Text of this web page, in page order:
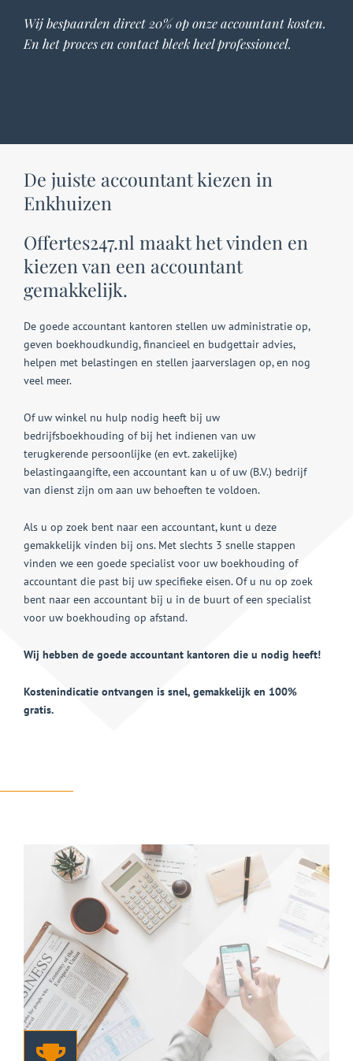
Wij bespaarden direct 20% op onzeaccountantkosten.
En het proces en contact bleek heel professioneel.
De juiste accountant kiezen in
Enkhuizen
Offertes247.nl maakt het vinden en
kiezen van een accountant
gemakkelijk.
De goede accountant kantoren stellen uw administratie op,
geven boekhoudkundig, financieel en budgettair advies,
helpen met belastingen en stellen jaarverslagen op, en nog
veel meer.
Of uw winkel nu hulp nodig heeft bij uw
bedrijfsboekhouding of bij het indienen van uw
terugkerende persoonlijke (en evt. zakelijke)
belastingaangifte, een accountant kan u of uw (B.V.) bedrijf
van dienst zijn om aan uw behoeften te voldoen.
Als u op zoek bent naar een accountant, kunt u deze
gemakkelijk vinden bij ons. Met slechts 3 snelle stappen
vinden we een goede specialist voor uw boekhouding of
accountant die past bij uw specifieke eisen. Of u nu op zoek
bent naar een accountant bij u in de buurt of een specialist
voor uw boekhouding op afstand.
Wij hebben de goede accountant kantoren die u nodig heeft!
Kostenindicatie ontvangen is snel, gemakkelijk en 100%
gratis.